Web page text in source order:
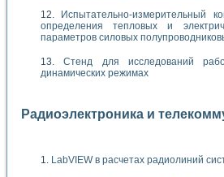
Испытательно-измерительный
определения тепловых и
параметров силовых
Стенд для исследований
динамических режимах
Радиоэлектроника и
LabVIEW в расчетах радиолиний